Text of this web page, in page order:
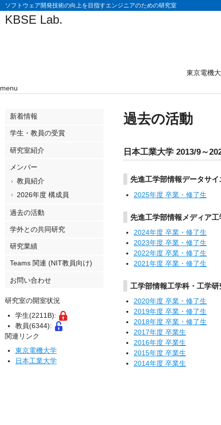
ソフトウェア開発技術の向上を目指すエンジニアのための研究室
KBSE Lab.
東京電機
menu
過去の活動
日本工業大学 2013/9～
先進工学部情報データサ
2025年度 卒業・修了生
先進工学部情報メディア
2024年度 卒業・修了生
2023年度 卒業・修了生
2022年度 卒業・修了生
2021年度 卒業・修了生
工学部情報工学科・工学
2020年度 卒業・修了生
2019年度 卒業・修了生
2018年度 卒業・修了生
2017年度 卒業生
2016年度 卒業生
2015年度 卒業生
2014年度 卒業生
新着情報
学生・教員の受賞
研究室紹介
メンバー
教員紹介
2026年度 構成員
過去の活動
学外との共同研究
研究業績
Teams 関連 (NIT教員向け)
お問い合わせ
研究室の開室状況
学生(2211B):
教員(6344):
関連リンク
東京電機大学
日本工業大学